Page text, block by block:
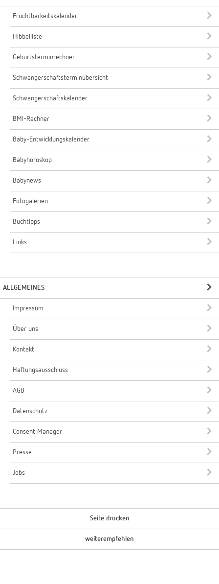
Fruchtbarkeitskalender
Hibbelliste
Geburtsterminrechner
Schwangerschaftsterminübersicht
Schwangerschaftskalender
BMI-Rechner
Baby-Entwicklungskalender
Babyhoroskop
Babynews
Fotogalerien
Buchtipps
Links
ALLGEMEINES
Impressum
Über uns
Kontakt
Haftungsausschluss
AGB
Datenschutz
Consent Manager
Presse
Jobs
Seite drucken
weiterempfehlen